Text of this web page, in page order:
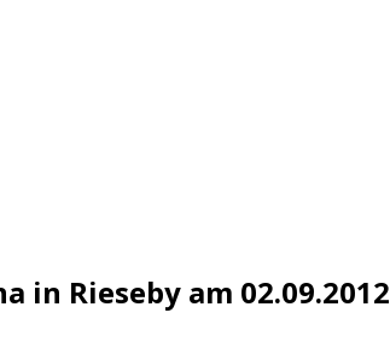
in Rieseby am 02.09.2012